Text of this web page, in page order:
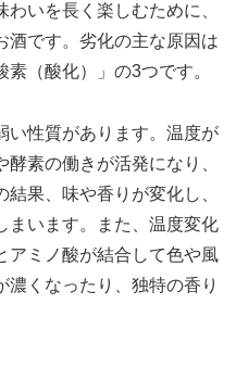
いを長く楽しむために、
酒です。劣化の主な原因は
素（酸化）」の3つです。
い性質があります。温度が
素の働きが活発になり、
果、味や香りが変化し、
まいます。また、温度変化
アミノ酸が結合して色や風
濃くなったり、独特の香り